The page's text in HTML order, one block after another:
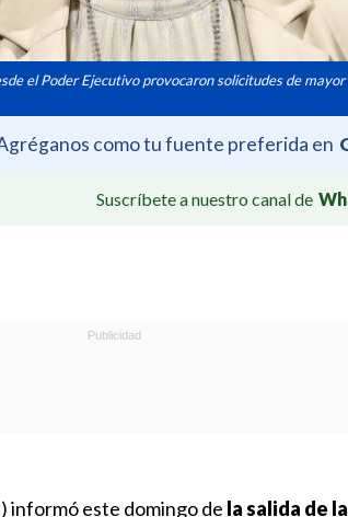
el Poder Ejecutivo provocaron solicitudes de
como tu fuente preferida en
Suscríbete a nuestro canal de
informó este domingo de la salida de